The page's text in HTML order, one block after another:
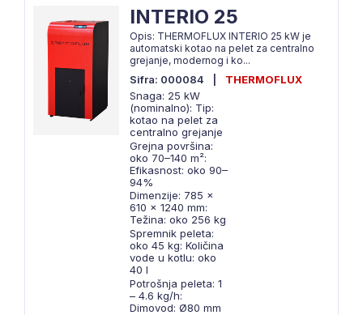
INTERIO 25
Opis: THERMOFLUX INTERIO 25 kW je
automatski kotao na pelet za centralno
grejanje, modernog i ko...
Sifra: 000084
THERMOFLUX
Snaga: 25 kW
(nominalno): Tip:
kotao na pelet za
centralno grejanje
Grejna površina:
oko 70–140 m²:
Efikasnost: oko 90–
94%
Dimenzije: 785 ×
610 × 1240 mm:
Težina: oko 256 kg
Spremnik peleta:
oko 45 kg: Količina
vode u kotlu: oko
40 l
Potrošnja peleta: 1
– 4.6 kg/h:
Dimovod: Ø80 mm